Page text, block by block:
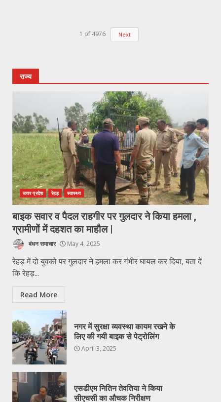
1 of 4976 Next
राज्य
उत्तर प्रदेश रेहड़ स्वास्थ्य
बाइक सवार व पैदल राहगीर पर गुलदार ने किया हमला ,
ग्रामीणों में दहशत का माहौल |
बंधन समाचार May 4, 2025
रेहड़ में दो युवको पर गुलदार ने हमला कर गंभीर घायल कर दिया, बता दें
कि रेहड़...
Read More
नगर में सुरक्षा व्यवस्था कायम रखने के
लिए की गयी बाइक से पेट्रोलिंग
April 3, 2025
एसडीएम नितिन तेवतिया ने किया
सीएचसी का औचक निरीक्षण